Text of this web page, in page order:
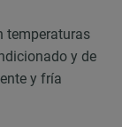
temperaturas
y de
y fría